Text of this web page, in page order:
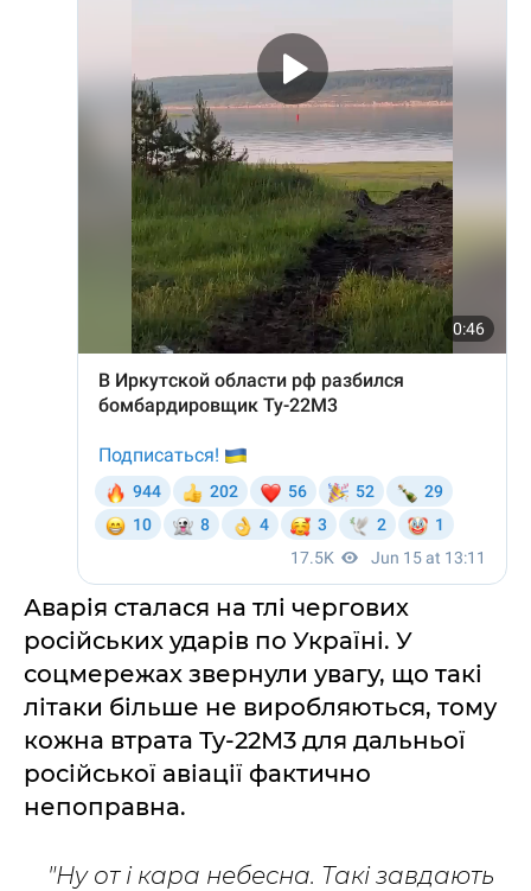
Аварія сталася на тлі чергових
російських ударів по Україні. У
соцмережах звернули увагу, що такі
літаки більше не виробляються, тому
кожна втрата Ту-22М3 для дальньої
російської авіації фактично
непоправна.
"Ну от і кара небесна. Такі завдають